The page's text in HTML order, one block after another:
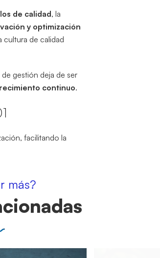
de calidad, la
y optimización
cultura de calidad
gestión deja de ser
continuo.
facilitando la
más?